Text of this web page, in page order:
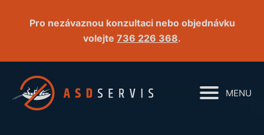
Pro nezávaznou konzultaci nebo objednávku
volejte 736 226 368.
MENU